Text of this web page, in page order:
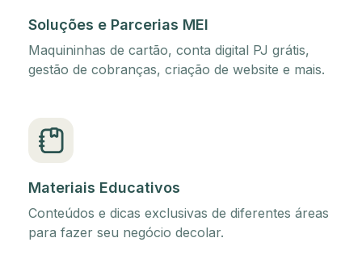
Soluções e Parcerias MEI
Maquininhas de cartão, conta digital PJ grátis,
gestão de cobranças, criação de website e mais.
Materiais Educativos
Conteúdos e dicas exclusivas de diferentes áreas
para fazer seu negócio decolar.